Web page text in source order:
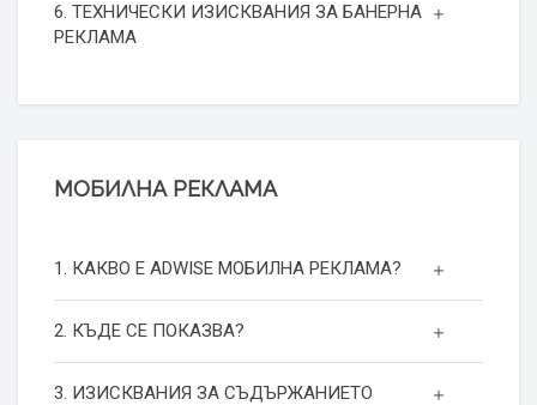
6. ТЕХНИЧЕСКИ ИЗИСКВАНИЯ ЗА БАНЕРНА
РЕКЛАМА
МОБИЛНА РЕКЛАМА
1. КАКВО Е ADWISE МОБИЛНА РЕКЛАМА?
2. КЪДЕ СЕ ПОКАЗВА?
3. ИЗИСКВАНИЯ ЗА СЪДЪРЖАНИЕТО